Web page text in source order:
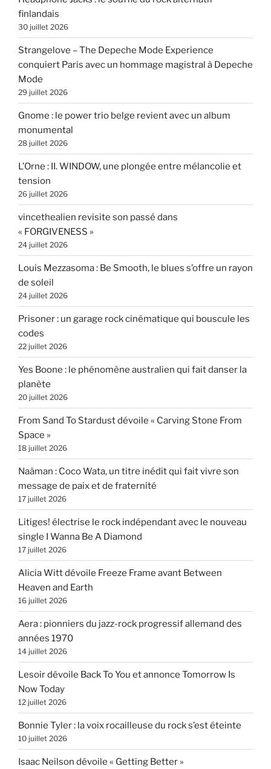
finlandais
30 juillet 2026
Strangelove – The Depeche Mode Experience
conquiert Paris avec un hommage magistral à Depeche
Mode
29 juillet 2026
Gnome : le power trio belge revient avec un album
monumental
28 juillet 2026
L’Orne : II. WINDOW, une plongée entre mélancolie et
tension
26 juillet 2026
vincethealien revisite son passé dans
« FORGIVENESS »
24 juillet 2026
Louis Mezzasoma : Be Smooth, le blues s’offre un rayon
de soleil
24 juillet 2026
Prisoner : un garage rock cinématique qui bouscule les
codes
22 juillet 2026
Yes Boone : le phénomène australien qui fait danser la
planète
20 juillet 2026
From Sand To Stardust dévoile « Carving Stone From
Space »
18 juillet 2026
Naâman : Coco Wata, un titre inédit qui fait vivre son
message de paix et de fraternité
17 juillet 2026
Litiges! électrise le rock indépendant avec le nouveau
single I Wanna Be A Diamond
17 juillet 2026
Alicia Witt dévoile Freeze Frame avant Between
Heaven and Earth
16 juillet 2026
Aera : pionniers du jazz-rock progressif allemand des
années 1970
14 juillet 2026
Lesoir dévoile Back To You et annonce Tomorrow Is
Now Today
12 juillet 2026
Bonnie Tyler : la voix rocailleuse du rock s’est éteinte
10 juillet 2026
Isaac Neilson dévoile « Getting Better »